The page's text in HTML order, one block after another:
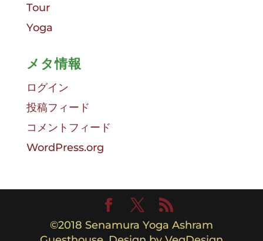
Tour
Yoga
メタ情報
ログイン
投稿フィード
コメントフィード
WordPress.org
©︎2018 Senamura Yoga Ashram